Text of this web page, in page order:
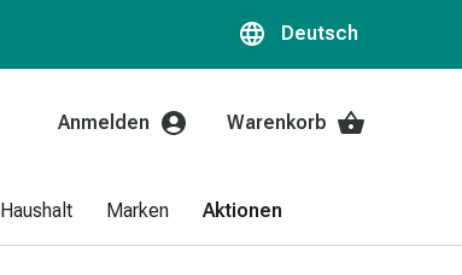
Deutsch
Anmelden Warenkorb
Haushalt Marken Aktionen